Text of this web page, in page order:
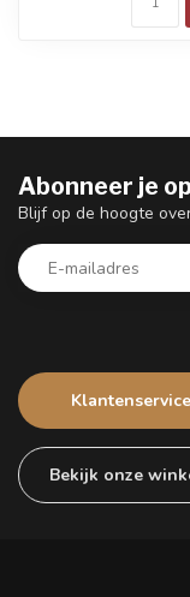
Klantenservice
Bekijk onze
Abonneer je
Blijf op de hoogte